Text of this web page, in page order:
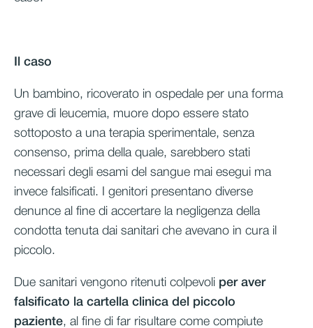
Il caso
Un bambino, ricoverato in ospedale per una forma
grave di leucemia, muore dopo essere stato
sottoposto a una terapia sperimentale, senza
consenso, prima della quale, sarebbero stati
necessari degli esami del sangue mai esegui ma
invece falsificati. I genitori presentano diverse
denunce al fine di accertare la negligenza della
condotta tenuta dai sanitari che avevano in cura il
piccolo.
Due sanitari vengono ritenuti colpevoli per aver
falsificato la cartella clinica del piccolo
paziente, al fine di far risultare come compiute